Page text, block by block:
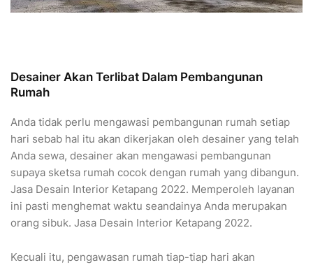
Desainer Akan Terlibat Dalam Pembangunan
Rumah
Anda tidak perlu mengawasi pembangunan rumah setiap
hari sebab hal itu akan dikerjakan oleh desainer yang telah
Anda sewa, desainer akan mengawasi pembangunan
supaya sketsa rumah cocok dengan rumah yang dibangun.
Jasa Desain Interior Ketapang 2022. Memperoleh layanan
ini pasti menghemat waktu seandainya Anda merupakan
orang sibuk. Jasa Desain Interior Ketapang 2022.
Kecuali itu, pengawasan rumah tiap-tiap hari akan